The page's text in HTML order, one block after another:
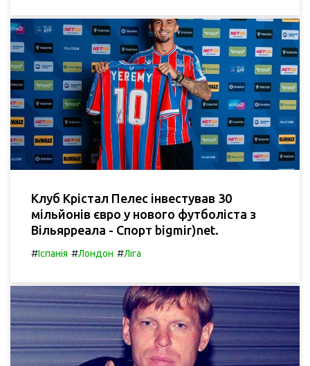
Клуб Крістал Пелес інвестував 30
мільйонів євро у нового футболіста з
Вільярреала - Спорт bigmir)net.
#Іспанія #Лондон #Ліга